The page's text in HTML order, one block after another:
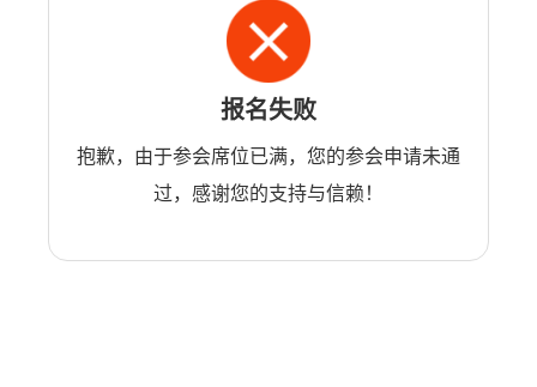
报名失败
抱歉，由于参会席位已满，您的参会申请未通
过，感谢您的支持与信赖！